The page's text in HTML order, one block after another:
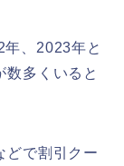
、2023年と
数多くいると
どで割引クー